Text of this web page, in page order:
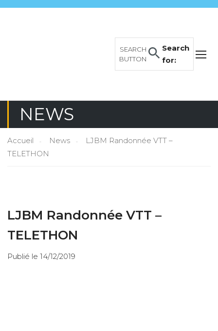
Search
for:
SEARCH
BUTTON
NEWS
Accueil News
LJBM Randonnée VTT –
TELETHON
LJBM Randonnée VTT –
TELETHON
Publié le 14/12/2019